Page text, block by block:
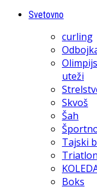
Svetovno
curling
uteži
Skvoš
Šah
Tajski
Triatlon
Boks